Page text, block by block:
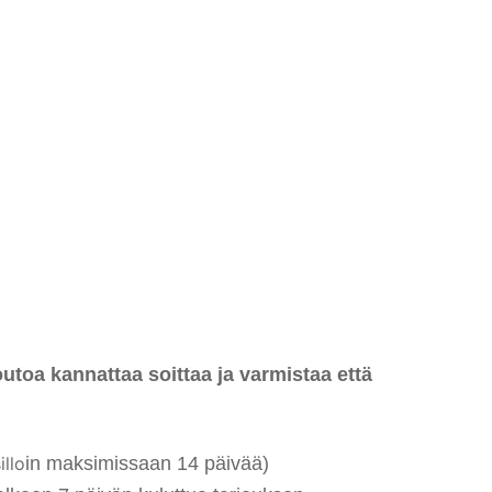
kannattaa soittaa ja varmistaa että
in maksimissaan 14 päivää)